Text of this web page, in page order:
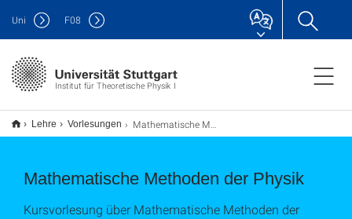
Institut für Theoretische Physik I
Uni F08
Lehre Vorlesungen Mathematische Methoden der Physik WS20
Mathematische Methoden der Physik
Kursvorlesung über Mathematische Methoden der